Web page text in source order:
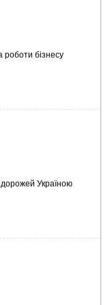
роботи бізнесу
Україною